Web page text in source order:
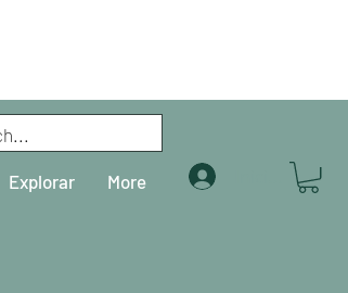
Explorar More Iniciar sesión